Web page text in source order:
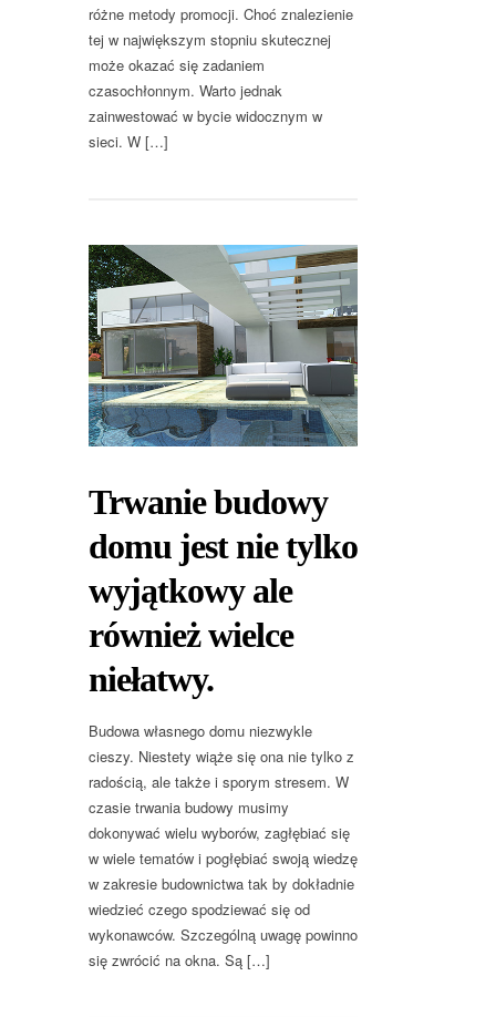
różne metody promocji. Choć znalezienie
tej w największym stopniu skutecznej
może okazać się zadaniem
czasochłonnym. Warto jednak
zainwestować w bycie widocznym w
sieci. W […]
Trwanie budowy
domu jest nie tylko
wyjątkowy ale
również wielce
niełatwy.
Budowa własnego domu niezwykle
cieszy. Niestety wiąże się ona nie tylko z
radością, ale także i sporym stresem. W
czasie trwania budowy musimy
dokonywać wielu wyborów, zagłębiać się
w wiele tematów i pogłębiać swoją wiedzę
w zakresie budownictwa tak by dokładnie
wiedzieć czego spodziewać się od
wykonawców. Szczególną uwagę powinno
się zwrócić na okna. Są […]